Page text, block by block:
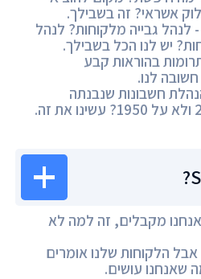
אשראי? זה בשבילך.
- לנהל גבייה מלקוחות? לנהל
יש לנו הכל בשבילך.
בהוראות קבע
לנו.
חשבונות שנבנתה
במחשבה על שנת 2050 ולא על 1950? עשינו את זה.
מקבלים, זה למה לא
אבל הלקוחות שלנו אומרים
שאנחנו עושים.